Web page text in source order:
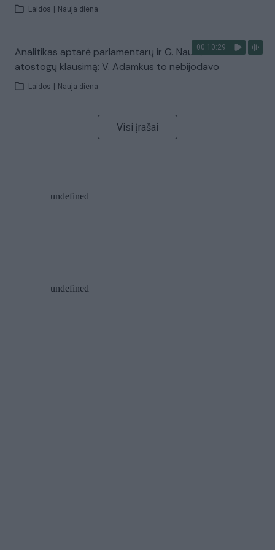
Laidos Nauja diena
00:10:29
Analitikas aptarė parlamentarų ir G. Nausėdos
atostogų klausimą: V. Adamkus to nebijodavo
Laidos Nauja diena
Visi įrašai